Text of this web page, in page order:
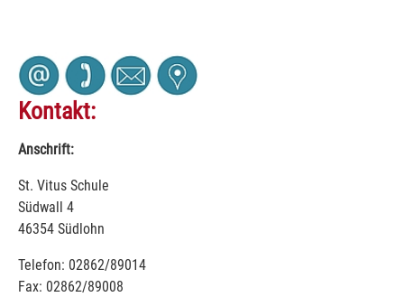
Kontakt:
Anschrift:
St. Vitus Schule
Südwall 4
46354 Südlohn
Telefon: 02862/89014
Fax: 02862/89008